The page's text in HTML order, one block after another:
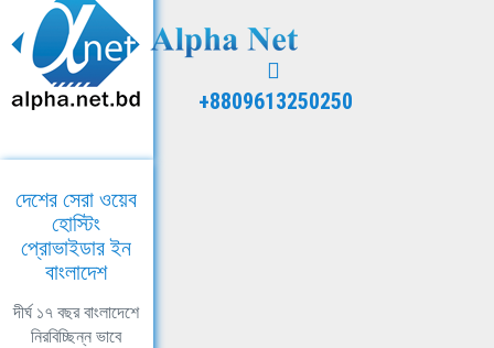
+8809613250250
দেশের সেরা ওয়েব
হোস্টিং
প্রোভাইডার ইন
বাংলাদেশ
দীর্ঘ ১৭ বছর বাংলাদেশে
নিরবিচ্ছিন্ন ভাবে